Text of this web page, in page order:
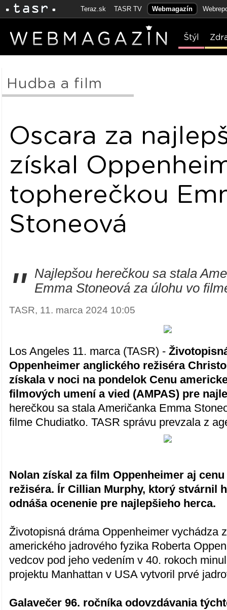
Teraz.sk TASR TV Webmagazín
Štýl
Hudba a film
Oscara za
získal
topherečkou
Stoneová
"
Najlepšou herečkou sa stala
Emma Stoneová za úlohu vo
TASR, 11. marca 2024 10:05
Los Angeles 11. marca (TASR) -
Oppenheimer anglického režiséra
získala v noci na pondelok Cenu
filmových umení a vied (AMPAS) pre
herečkou sa stala Američanka Emma
filme Chudiatko. TASR správu prevzala z
Nolan získal za film Oppenheimer aj
režiséra. Ír Cillian Murphy, ktorý stvárnil
odnáša ocenenie pre najlepšieho herca.
Životopisná dráma Oppenheimer vychádza
amerického jadrového fyzika Roberta
vedcov pod jeho vedením v 40. rokoch
projektu Manhattan v USA vytvoril prvé
Galavečer 96. ročníka odovzdávania